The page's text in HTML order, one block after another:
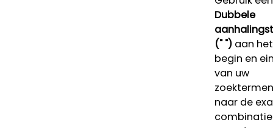
Dubbele
(" ")aan het
begin en
van uw
naar de